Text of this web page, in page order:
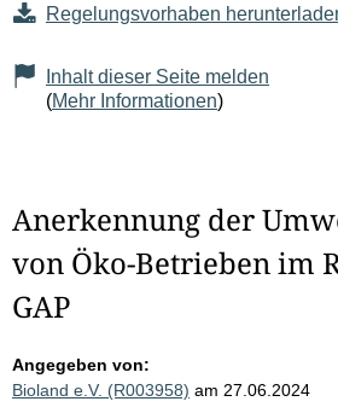
Regelungsvorhaben
Inhalt dieser Seite melden
(Mehr Informationen)
Anerkennung der
von Öko-Betrieben im
GAP
Angegeben von:
Bioland e.V. (R003958) am 27.06.2024